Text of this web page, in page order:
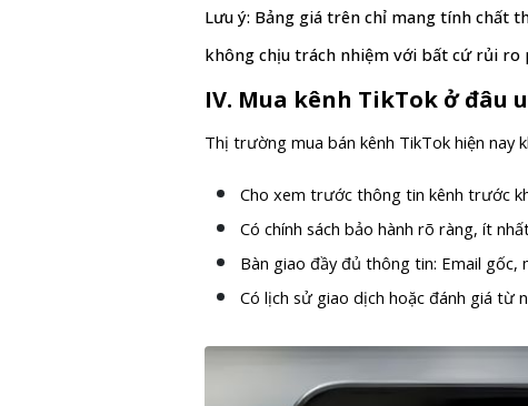
Lưu ý: Bảng giá trên chỉ mang tính chất
không chịu trách nhiệm với bất cứ rủi ro
IV. Mua kênh TikTok ở đâu
Thị trường mua bán kênh TikTok hiện nay
Cho xem trước thông tin kênh trước
Có chính sách bảo hành rõ ràng, ít
Bàn giao đầy đủ thông tin: Email gốc,
Có lịch sử giao dịch hoặc đánh giá từ